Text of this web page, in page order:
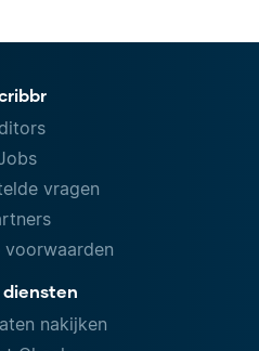
vragen
voorwaarden
diensten
nakijken